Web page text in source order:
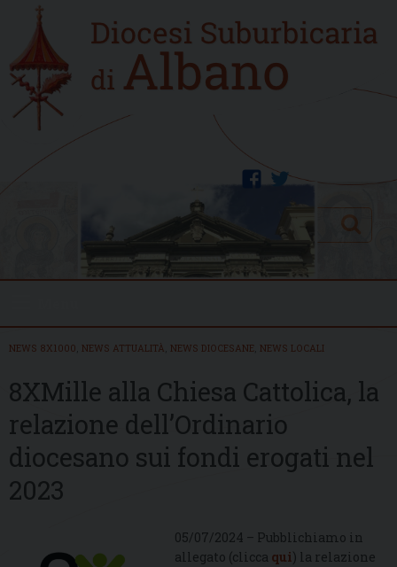
content
Home
new
twitter
facebook
Search
NEWS 8X1000 NEWS ATTUALITÀ NEWS DIOCESANE NEWS LOCALI
8XMille alla Chiesa Cattolica, la
relazione dell’Ordinario
diocesano sui fondi erogati nel
2023
05/07/2024 – Pubblichiamo in
allegato (clicca qui) la relazione